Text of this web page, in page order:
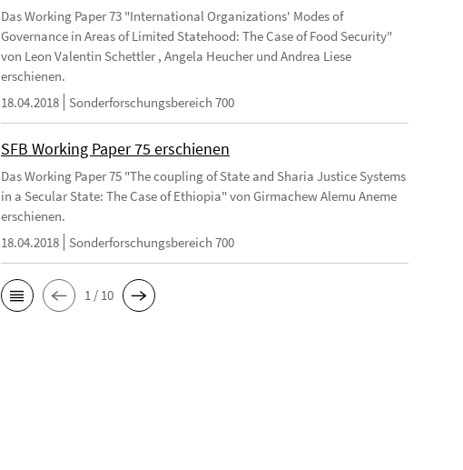
Das Working Paper 73 "International Organizations' Modes of
Governance in Areas of Limited Statehood: The Case of Food Security"
von Leon Valentin Schettler , Angela Heucher und Andrea Liese
erschienen.
18.04.2018
Sonderforschungsbereich 700
SFB Working Paper 75 erschienen
Das Working Paper 75 "The coupling of State and Sharia Justice Systems
in a Secular State: The Case of Ethiopia" von Girmachew Alemu Aneme
erschienen.
18.04.2018
Sonderforschungsbereich 700
1 / 10